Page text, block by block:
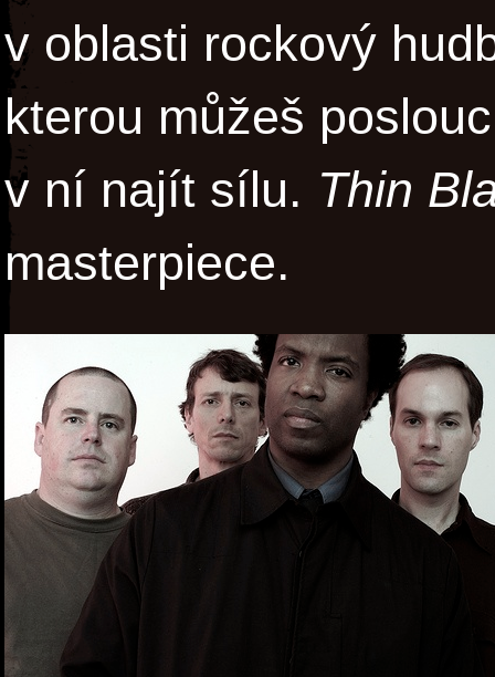
v oblasti rockový
kterou můžeš
v ní najít sílu. Thin
masterpiece.